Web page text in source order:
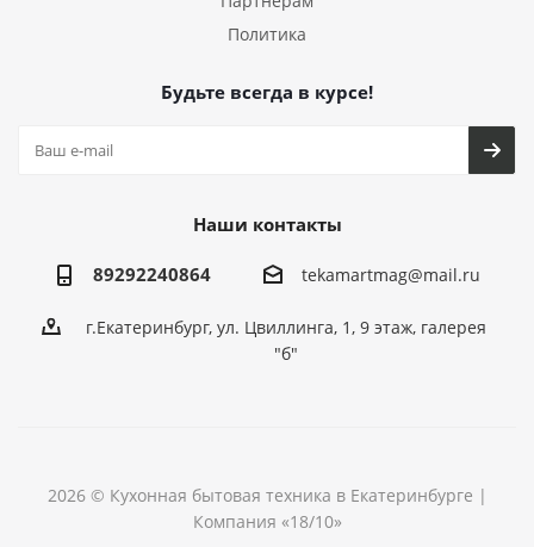
Политика
Будьте всегда в курсе!
Наши контакты
89292240864 tekamartmag@mail.ru
г.Екатеринбург, ул. Цвиллинга, 1, 9 этаж, галерея
"б"
2026 © Кухонная бытовая техника в Екатеринбурге |
Компания «18/10»